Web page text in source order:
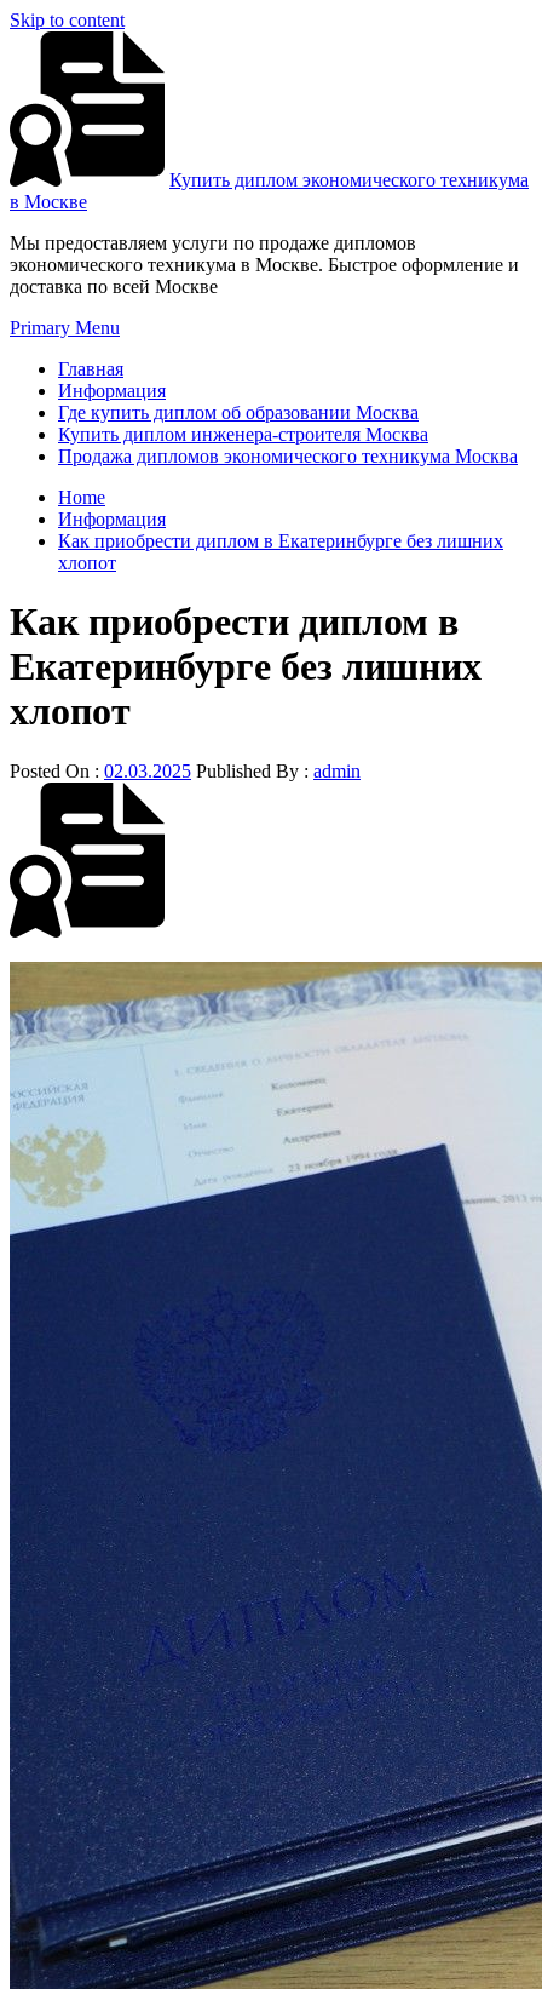
Skip to content
Купить диплом экономического техникума
в Москве
Мы предоставляем услуги по продаже дипломов
экономического техникума в Москве. Быстрое оформление и
доставка по всей Москве
Primary Menu
Главная
Информация
Где купить диплом об образовании Москва
Купить диплом инженера-строителя Москва
Продажа дипломов экономического техникума Москва
Home
Информация
Как приобрести диплом в Екатеринбурге без лишних
хлопот
Как приобрести диплом в
Екатеринбурге без лишних
хлопот
Posted On : 02.03.2025 Published By : admin